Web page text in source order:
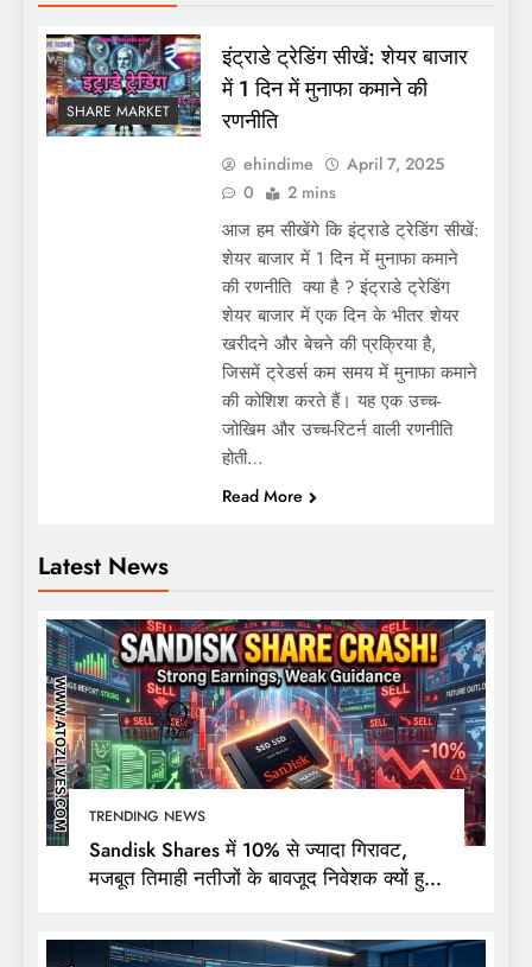
Latest News
TRENDING NEWS
Sandisk Shares में 10% से ज्यादा गिरावट,
मजबूत तिमाही नतीजों के बावजूद निवेशक क्यों हुए
SHARE MARKET
इंट्राडे ट्रेडिंग सीखें: शेयर बाजार
में 1 दिन में मुनाफा कमाने की
रणनीति
ehindime
April 7, 2025
0
2 mins
आज हम सीखेंगे कि इंट्राडे ट्रेडिंग सीखें:
शेयर बाजार में 1 दिन में मुनाफा कमाने
की रणनीति क्या है ? इंट्राडे ट्रेडिंग
शेयर बाजार में एक दिन के भीतर शेयर
खरीदने और बेचने की प्रक्रिया है,
जिसमें ट्रेडर्स कम समय में मुनाफा कमाने
की कोशिश करते हैं। यह एक उच्च-
जोखिम और उच्च-रिटर्न वाली रणनीति
होती…
Read More